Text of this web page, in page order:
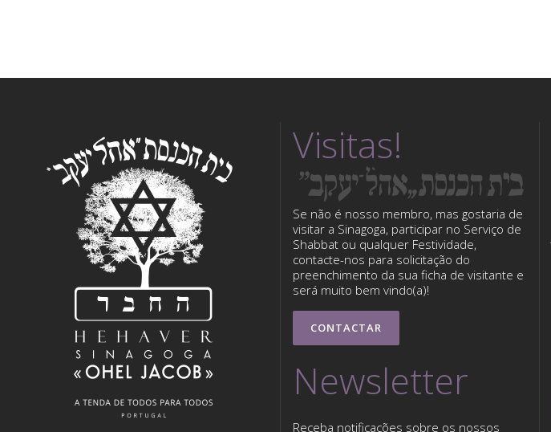
Visitas!
Se não é nosso membro, mas gostaria de
visitar a Sinagoga, participar no Serviço de
Shabbat ou qualquer Festividade,
contacte-nos para solicitação do
preenchimento da sua ficha de visitante e
será muito bem vindo(a)!
CONTACTAR
Newsletter
Receba notificações sobre os nossos